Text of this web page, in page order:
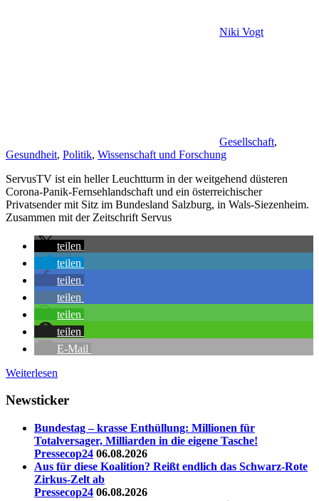
Niki Vogt
Gesellschaft,
Gesundheit, Politik, Wissenschaft und Forschung
ServusTV ist ein heller Leuchtturm in der weitgehend düsteren
Corona-Panik-Fernsehlandschaft und ein österreichischer
Privatsender mit Sitz im Bundesland Salzburg, in Wals-Siezenheim.
Zusammen mit der Zeitschrift Servus
teilen
teilen
teilen
teilen
teilen
teilen
E-Mail
Weiterlesen
Newsticker
Bundestag – krasse Enthüllung: Millionen für
Totalversager, Milliarden in die eigene Tasche!
Pressecop24 06.08.2026
Aus für diese Koalition? Reißt endlich das Schwarz-Rote
Zirkus-Zelt ab
Pressecop24 06.08.2026